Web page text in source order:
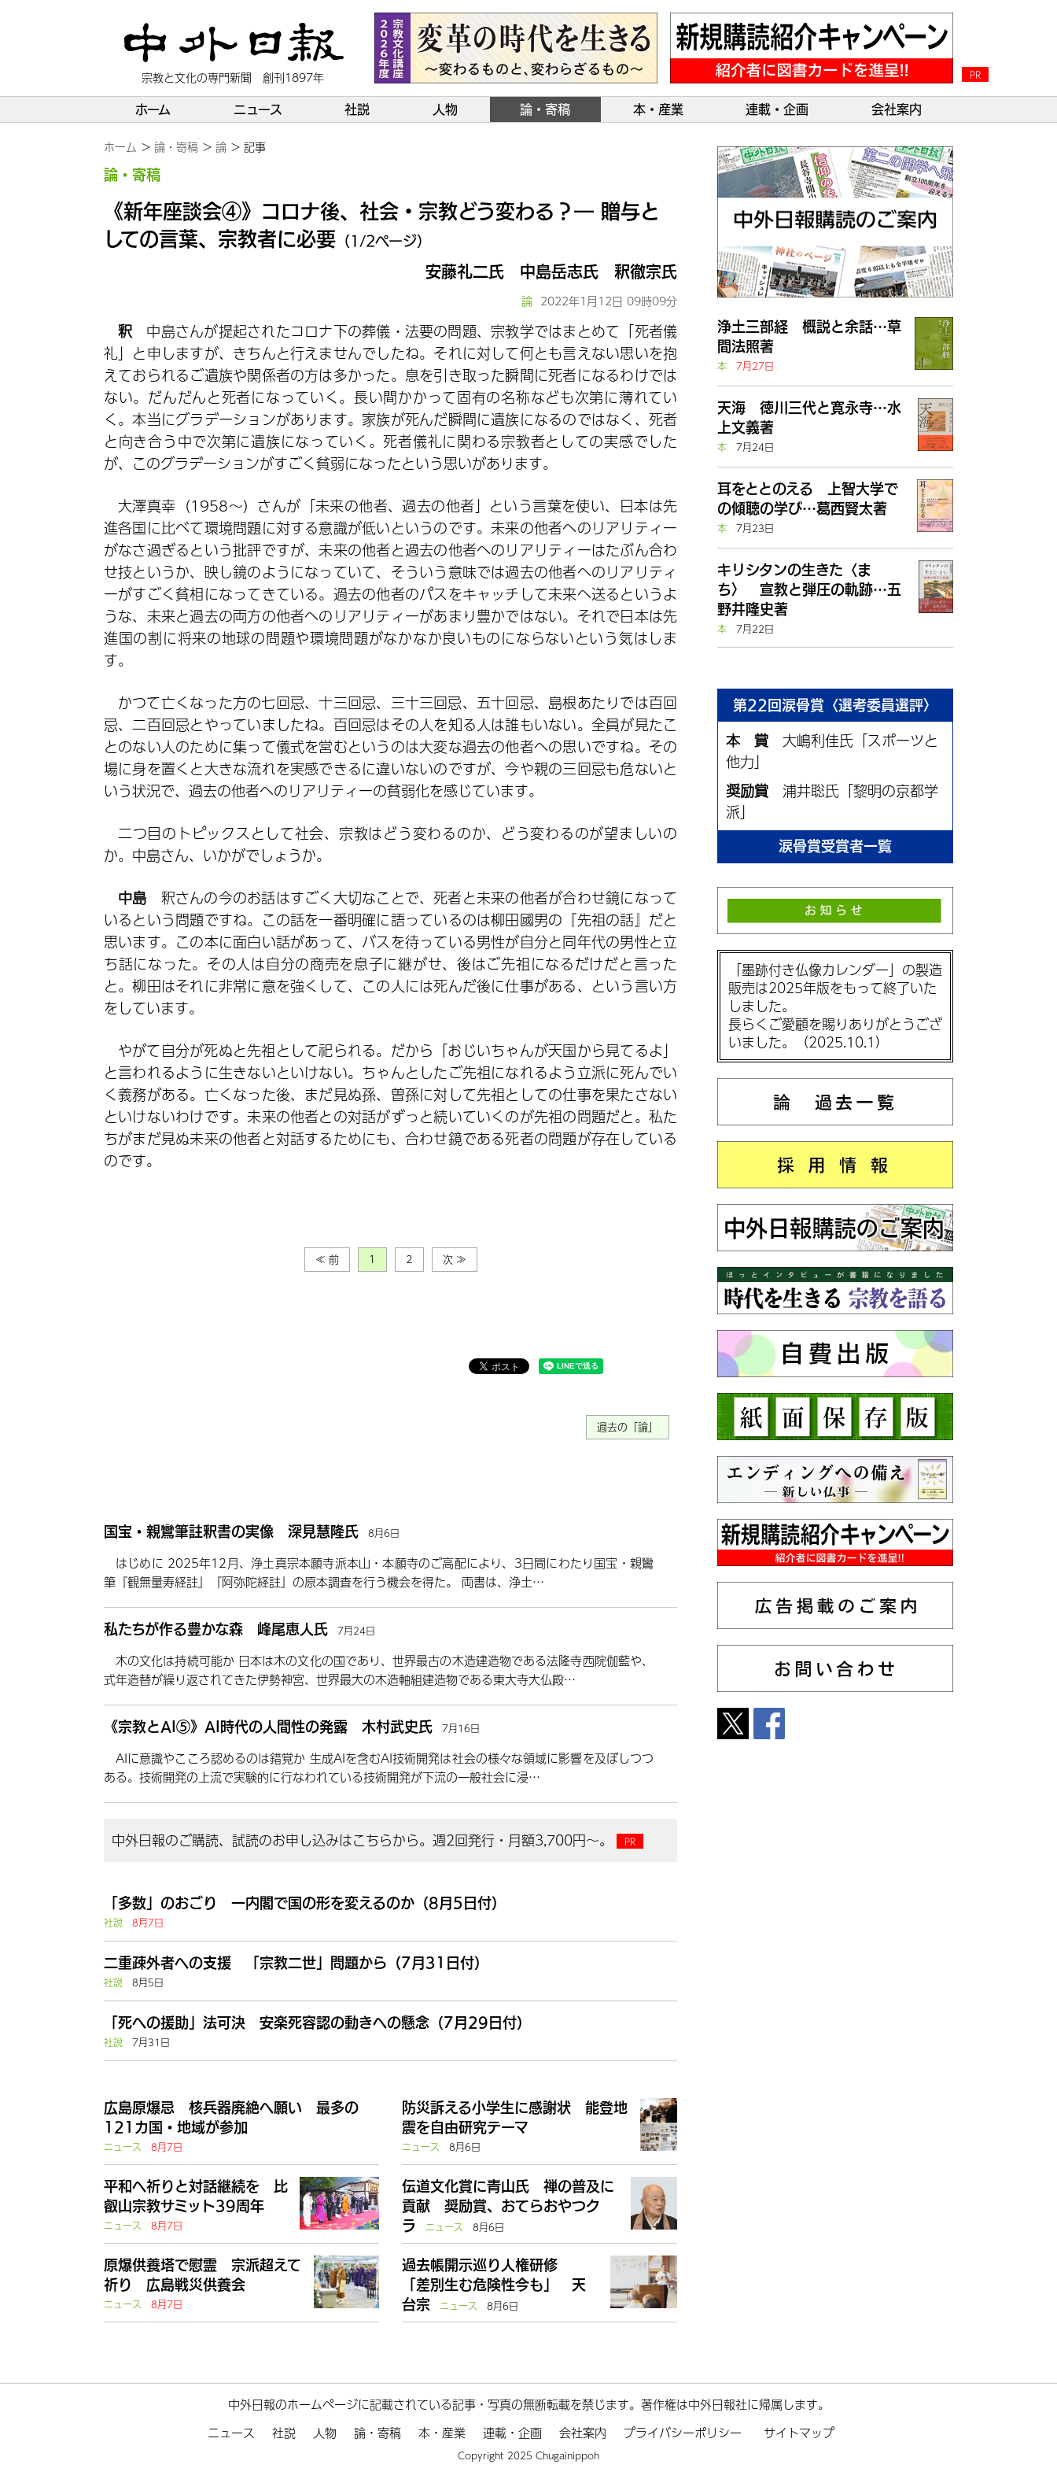
PR
宗教と文化の専門新聞 創刊1897年
ホーム ニュース 社説 人物 論・寄稿 本・産業 連載・企画 会社案内
ホーム 論・寄稿 論 記事
論・寄稿
《新年座談会④》コロナ後、社会・宗教どう変わる？― 贈与と
しての言葉、宗教者に必要 （1/2ページ）
安藤礼二氏 中島岳志氏 釈徹宗氏
論 2022年1月12日 09時09分
釈 中島さんが提起されたコロナ下の葬儀・法要の問題、宗教学ではまとめて「死者儀
礼」と申しますが、きちんと行えませんでしたね。それに対して何とも言えない思いを抱
えておられるご遺族や関係者の方は多かった。息を引き取った瞬間に死者になるわけでは
ない。だんだんと死者になっていく。長い間かかって固有の名称なども次第に薄れてい
く。本当にグラデーションがあります。家族が死んだ瞬間に遺族になるのではなく、死者
と向き合う中で次第に遺族になっていく。死者儀礼に関わる宗教者としての実感でした
が、このグラデーションがすごく貧弱になったという思いがあります。
大澤真幸（1958～）さんが「未来の他者、過去の他者」という言葉を使い、日本は先
進各国に比べて環境問題に対する意識が低いというのです。未来の他者へのリアリティー
がなさ過ぎるという批評ですが、未来の他者と過去の他者へのリアリティーはたぶん合わ
せ技というか、映し鏡のようになっていて、そういう意味では過去の他者へのリアリティ
ーがすごく貧相になってきている。過去の他者のパスをキャッチして未来へ送るというよ
うな、未来と過去の両方の他者へのリアリティーがあまり豊かではない。それで日本は先
進国の割に将来の地球の問題や環境問題がなかなか良いものにならないという気はしま
す。
かつて亡くなった方の七回忌、十三回忌、三十三回忌、五十回忌、島根あたりでは百回
忌、二百回忌とやっていましたね。百回忌はその人を知る人は誰もいない。全員が見たこ
とのない人のために集って儀式を営むというのは大変な過去の他者への思いですね。その
場に身を置くと大きな流れを実感できるに違いないのですが、今や親の三回忌も危ないと
いう状況で、過去の他者へのリアリティーの貧弱化を感じています。
二つ目のトピックスとして社会、宗教はどう変わるのか、どう変わるのが望ましいの
か。中島さん、いかがでしょうか。
中島 釈さんの今のお話はすごく大切なことで、死者と未来の他者が合わせ鏡になって
いるという問題ですね。この話を一番明確に語っているのは柳田國男の『先祖の話』だと
思います。この本に面白い話があって、バスを待っている男性が自分と同年代の男性と立
ち話になった。その人は自分の商売を息子に継がせ、後はご先祖になるだけだと言った
と。柳田はそれに非常に意を強くして、この人には死んだ後に仕事がある、という言い方
をしています。
やがて自分が死ぬと先祖として祀られる。だから「おじいちゃんが天国から見てるよ」
と言われるように生きないといけない。ちゃんとしたご先祖になれるよう立派に死んでい
く義務がある。亡くなった後、まだ見ぬ孫、曽孫に対して先祖としての仕事を果たさない
といけないわけです。未来の他者との対話がずっと続いていくのが先祖の問題だと。私た
ちがまだ見ぬ未来の他者と対話するためにも、合わせ鏡である死者の問題が存在している
のです。
≪ 前 1 2 次 ≫
過去の「論」
国宝・親鸞筆註釈書の実像 深見慧隆氏 8月6日
はじめに 2025年12月、浄土真宗本願寺派本山・本願寺のご高配により、3日間にわたり国宝・親鸞
筆『観無量寿経註』『阿弥陀経註』の原本調査を行う機会を得た。 両書は、浄土…
私たちが作る豊かな森 峰尾恵人氏 7月24日
木の文化は持続可能か 日本は木の文化の国であり、世界最古の木造建造物である法隆寺西院伽藍や、
式年造替が繰り返されてきた伊勢神宮、世界最大の木造軸組建造物である東大寺大仏殿…
《宗教とAI⑤》AI時代の人間性の発露 木村武史氏 7月16日
AIに意識やこころ認めるのは錯覚か 生成AIを含むAI技術開発は社会の様々な領域に影響を及ぼしつつ
ある。技術開発の上流で実験的に行なわれている技術開発が下流の一般社会に浸…
中外日報のご購読、試読のお申し込みはこちらから。週2回発行・月額3,700円～。
「多数」のおごり 一内閣で国の形を変えるのか（8月5日付）
社説
8月7日
二重疎外者への支援 「宗教二世」問題から（7月31日付）
社説
8月5日
「死への援助」法可決 安楽死容認の動きへの懸念（7月29日付）
社説
7月31日
広島原爆忌 核兵器廃絶へ願い 最多の
121カ国・地域が参加
ニュース
8月7日
平和へ祈りと対話継続を 比
叡山宗教サミット39周年
ニュース
8月7日
原爆供養塔で慰霊 宗派超えて
祈り 広島戦災供養会
ニュース
8月7日
防災訴える小学生に感謝状 能登地
震を自由研究テーマ
ニュース
8月6日
伝道文化賞に青山氏 禅の普及に
貢献 奨励賞、おてらおやつク
ラ
ニュース 8月6日
過去帳開示巡り人権研修
「差別生む危険性今も」 天
台宗
ニュース 8月6日
浄土三部経 概説と余話…草
間法照著
本
7月27日
天海 徳川三代と寛永寺…水
上文義著
本
7月24日
耳をととのえる 上智大学で
の傾聴の学び…葛西賢太著
本
7月23日
キリシタンの生きた〈ま
ち〉 宣教と弾圧の軌跡…五
野井隆史著
本
7月22日
第22回涙骨賞〈選考委員選評〉
本 賞
大嶋利佳氏「スポーツと
他力」
奨励賞
浦井聡氏「黎明の京都学
派」
涙骨賞受賞者一覧
「墨跡付き仏像カレンダー」の製造
販売は2025年版をもって終了いた
しました。
長らくご愛顧を賜りありがとうござ
いました。（2025.10.1）
中外日報のホームページに記載されている記事・写真の無断転載を禁じます。著作権は中外日報社に帰属します。
ニュース
社説 人物 論・寄稿 本・産業 連載・企画 会社案内 プライバシーポリシー サイトマップ
Copyright 2025 Chugainippoh